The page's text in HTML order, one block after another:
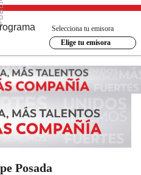
Selecciona tu emisora
Elige tu emisora
Posada